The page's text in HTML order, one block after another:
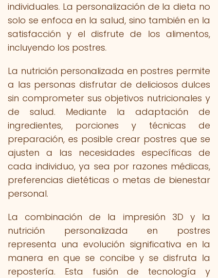
individuales. La personalización de la dieta no
solo se enfoca en la salud, sino también en la
satisfacción y el disfrute de los alimentos,
incluyendo los postres.
La nutrición personalizada en postres permite
a las personas disfrutar de deliciosos dulces
sin comprometer sus objetivos nutricionales y
de salud. Mediante la adaptación de
ingredientes, porciones y técnicas de
preparación, es posible crear postres que se
ajusten a las necesidades específicas de
cada individuo, ya sea por razones médicas,
preferencias dietéticas o metas de bienestar
personal.
La combinación de la impresión 3D y la
nutrición personalizada en postres
representa una evolución significativa en la
manera en que se concibe y se disfruta la
repostería. Esta fusión de tecnología y